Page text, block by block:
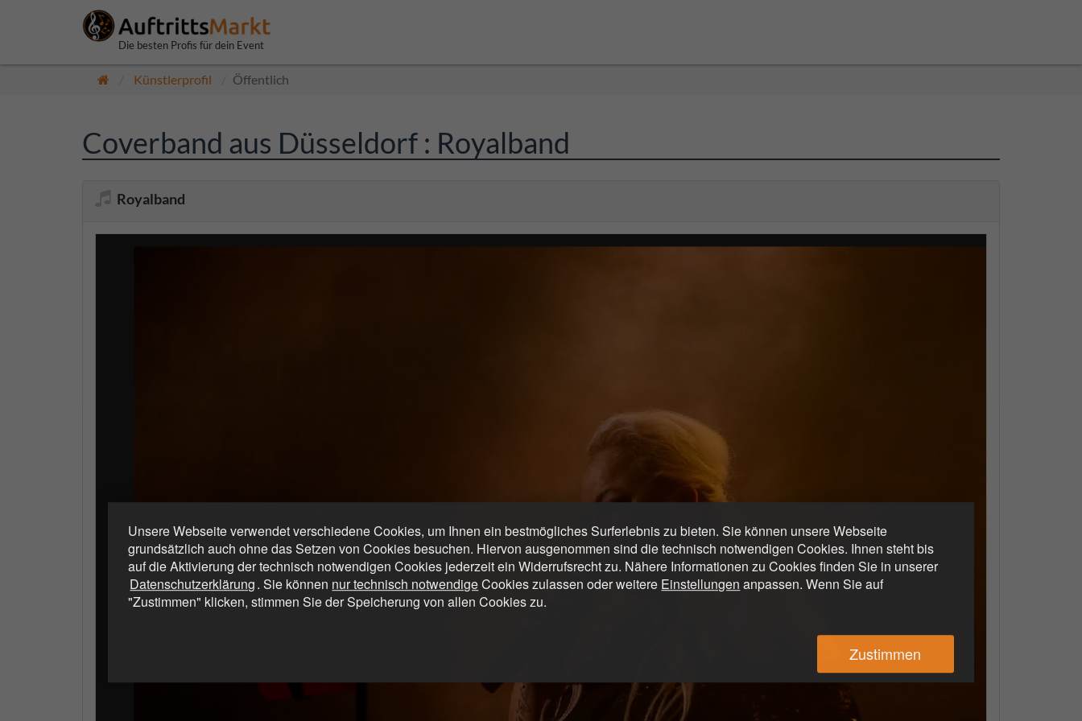
Unsere Webseite verwendet verschiedene Cookies, um Ihnen ein bestmögliches Surferlebnis zu bieten. Sie können unsere Webseite
grundsätzlich auch ohne das Setzen von Cookies besuchen. Hiervon ausgenommen sind die technisch notwendigen Cookies. Ihnen steht bis
auf die Aktivierung der technisch notwendigen Cookies jederzeit ein Widerrufsrecht zu. Nähere Informationen zu Cookies finden Sie in unserer
Datenschutzerklärung. Sie können nur technisch notwendigeCookies zulassen oder weitere Einstellungen anpassen. Wenn Sie auf
"Zustimmen" klicken, stimmen Sie der Speicherung von allen Cookies zu.
Zustimmen
Die besten Profis für dein Event
Künstlerprofil Öffentlich
Coverband aus Düsseldorf : Royalband
Royalband